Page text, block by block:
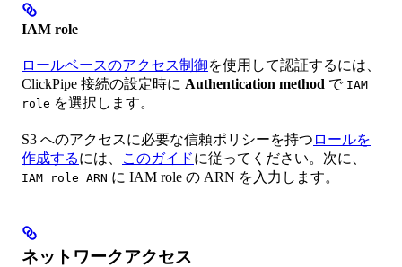
IAM role
ロールベースのアクセス制御を使用して認証するには、
ClickPipe 接続の設定時に Authentication method で IAM
role を選択します。
S3 へのアクセスに必要な信頼ポリシーを持つ ロールを
作成するには、 このガイドに従ってください。次に、
IAM role ARN に IAM role の ARN を入力します。
ネットワークアクセス